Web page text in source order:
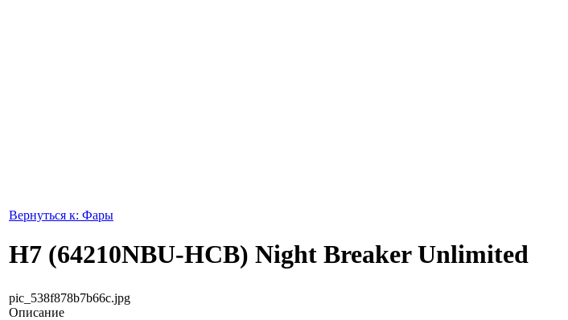
Вернуться к: Фары
H7 (64210NBU-HCB) Night Breaker Unlimited
pic_538f878b7b66c.jpg
Описание